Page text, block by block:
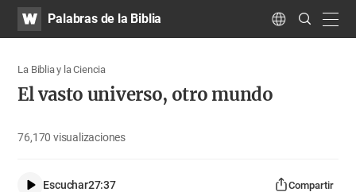
WATVPalabras de la Biblia Language
Search
Submit
La Biblia y la Ciencia
El vasto universo, otro mundo
76,170visualizaciones
Escuchar27:37 Compartir